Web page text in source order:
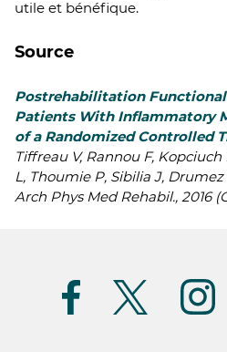
utile et bénéfique.
Source
Postrehabilitation
Patients With Inflammatory
of a Randomized Controlled
Tiffreau V, Rannou F,
L, Thoumie P, Sibilia J, Drumez
Arch Phys Med Rehabil., 2016